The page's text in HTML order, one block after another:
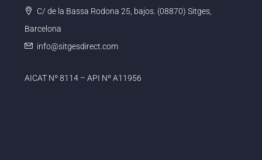
C/ de la Bassa Rodona 25, bajos. (08870) Sitges,
Barcelona
info@sitgesdirect.com
AICAT Nº 8114 – API Nº A11956